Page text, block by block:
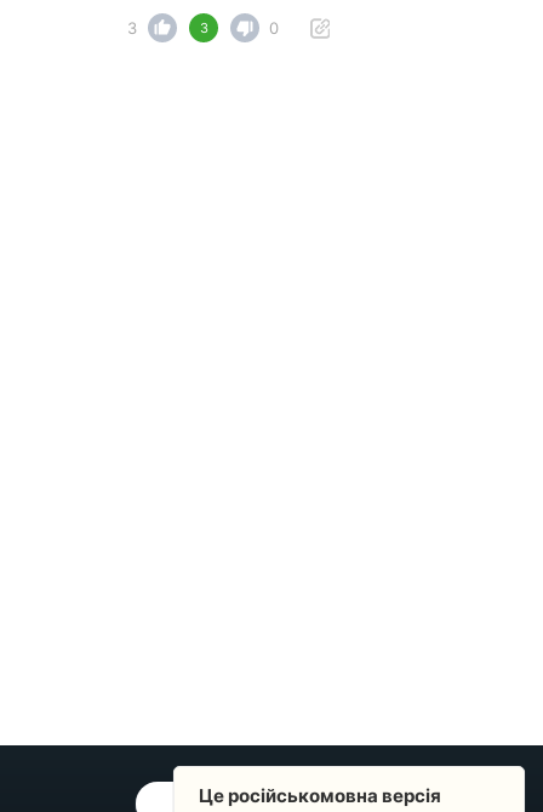
3
3 0
ОБРАТНАЯ СВЯЗЬ
Це російськомовна версія